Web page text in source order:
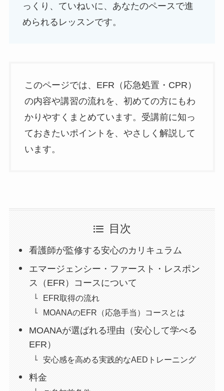
っくり、ていねいに、あなたのペースで進
められるレッスンです。
このページでは、EFR（応急処置・CPR）
の内容や講習の流れを、初めての方にもわ
かりやすくまとめています。受講前に知っ
ておきたいポイントを、やさしく解説して
います。
目次
看護師が監修する安心のカリキュラム
エマージェンシー・ファースト・レスポン
ス（EFR）コースについて
EFR取得の流れ
MOANAのEFR（応急手当）コースとは
MOANAが選ばれる理由（安心して学べる
EFR）
安心感を高める実践的なAEDトレーニング
料金